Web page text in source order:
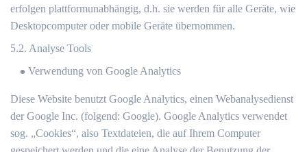
erfolgen plattformunabhängig, d.h. sie werden für alle Geräte, wie
Desktopcomputer oder mobile Geräte übernommen.
5.2. Analyse Tools
Verwendung von Google Analytics
Diese Website benutzt Google Analytics, einen Webanalysedienst
der Google Inc. (folgend: Google). Google Analytics verwendet
sog. „Cookies“, also Textdateien, die auf Ihrem Computer